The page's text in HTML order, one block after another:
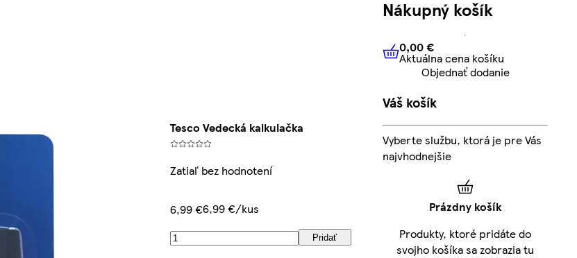
Tesco Vedecká kalkulačka
Zatiaľ bez hodnotení
6,99 €6,99 €/kus
Pridať
Nákupný košík
0,00 € Aktuálna cena košíku
0,00 €
Aktuálna cena košíku
Objednať dodanie
Váš košík
Vyberte službu, ktorá je pre Vás
najvhodnejšie
Prázdny košík
Produkty, ktoré pridáte do
svojho košíka sa zobrazia tu